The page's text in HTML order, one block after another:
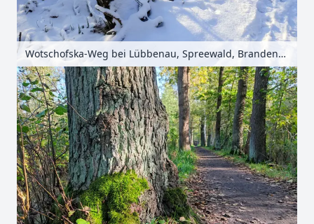
Wotschofska-Weg bei Lübbenau, Spreewald, Brandenburg, Deutschland